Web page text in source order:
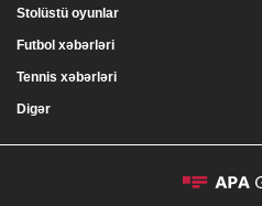
Stolüstü oyunlar
Futbol xəbərləri
Tennis xəbərləri
Digər